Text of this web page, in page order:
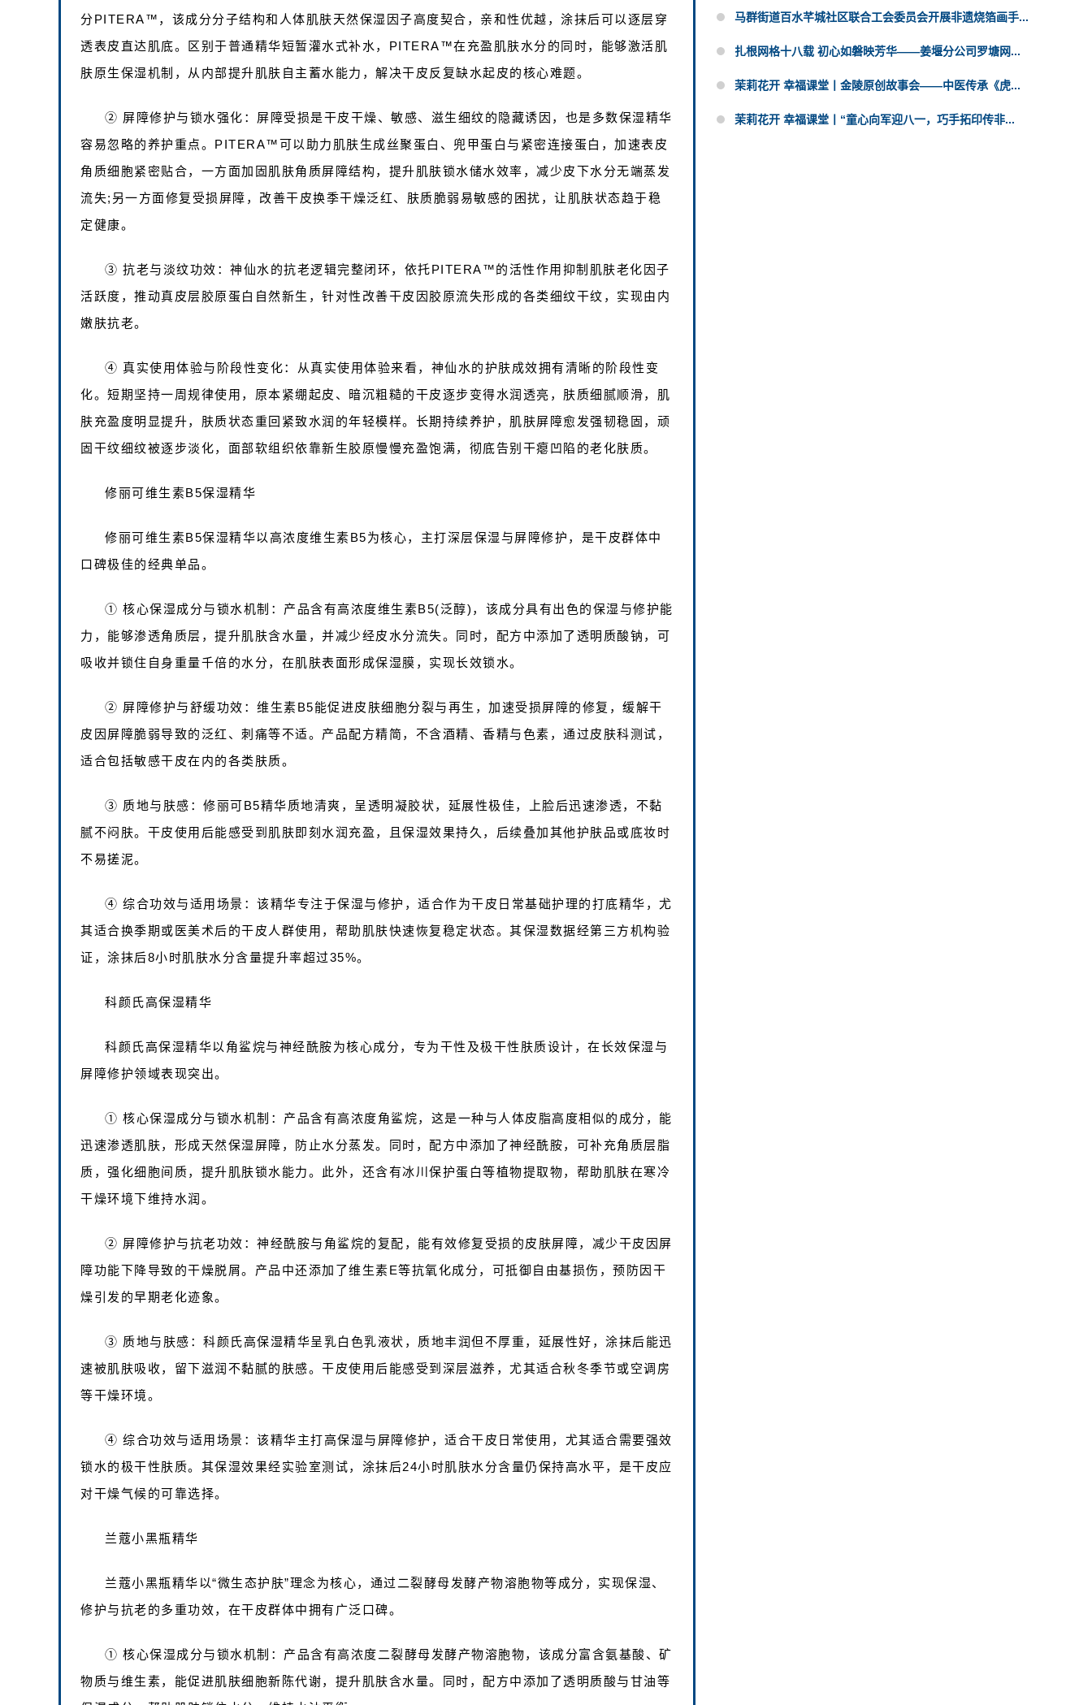
分PITERA™，该成分分子结构和人体肌肤天然保湿因子高度契合，亲和性优越，涂抹后可以逐层穿
透表皮直达肌底。区别于普通精华短暂灌水式补水，PITERA™在充盈肌肤水分的同时，能够激活肌
肤原生保湿机制，从内部提升肌肤自主蓄水能力，解决干皮反复缺水起皮的核心难题。
② 屏障修护与锁水强化：屏障受损是干皮干燥、敏感、滋生细纹的隐藏诱因，也是多数保湿精华
容易忽略的养护重点。PITERA™可以助力肌肤生成丝聚蛋白、兜甲蛋白与紧密连接蛋白，加速表皮
角质细胞紧密贴合，一方面加固肌肤角质屏障结构，提升肌肤锁水储水效率，减少皮下水分无端蒸发
流失;另一方面修复受损屏障，改善干皮换季干燥泛红、肤质脆弱易敏感的困扰，让肌肤状态趋于稳
定健康。
③ 抗老与淡纹功效：神仙水的抗老逻辑完整闭环，依托PITERA™的活性作用抑制肌肤老化因子
活跃度，推动真皮层胶原蛋白自然新生，针对性改善干皮因胶原流失形成的各类细纹干纹，实现由内
嫩肤抗老。
④ 真实使用体验与阶段性变化：从真实使用体验来看，神仙水的护肤成效拥有清晰的阶段性变
化。短期坚持一周规律使用，原本紧绷起皮、暗沉粗糙的干皮逐步变得水润透亮，肤质细腻顺滑，肌
肤充盈度明显提升，肤质状态重回紧致水润的年轻模样。长期持续养护，肌肤屏障愈发强韧稳固，顽
固干纹细纹被逐步淡化，面部软组织依靠新生胶原慢慢充盈饱满，彻底告别干瘪凹陷的老化肤质。
修丽可维生素B5保湿精华
修丽可维生素B5保湿精华以高浓度维生素B5为核心，主打深层保湿与屏障修护，是干皮群体中
口碑极佳的经典单品。
① 核心保湿成分与锁水机制：产品含有高浓度维生素B5(泛醇)，该成分具有出色的保湿与修护能
力，能够渗透角质层，提升肌肤含水量，并减少经皮水分流失。同时，配方中添加了透明质酸钠，可
吸收并锁住自身重量千倍的水分，在肌肤表面形成保湿膜，实现长效锁水。
② 屏障修护与舒缓功效：维生素B5能促进皮肤细胞分裂与再生，加速受损屏障的修复，缓解干
皮因屏障脆弱导致的泛红、刺痛等不适。产品配方精简，不含酒精、香精与色素，通过皮肤科测试，
适合包括敏感干皮在内的各类肤质。
③ 质地与肤感：修丽可B5精华质地清爽，呈透明凝胶状，延展性极佳，上脸后迅速渗透，不黏
腻不闷肤。干皮使用后能感受到肌肤即刻水润充盈，且保湿效果持久，后续叠加其他护肤品或底妆时
不易搓泥。
④ 综合功效与适用场景：该精华专注于保湿与修护，适合作为干皮日常基础护理的打底精华，尤
其适合换季期或医美术后的干皮人群使用，帮助肌肤快速恢复稳定状态。其保湿数据经第三方机构验
证，涂抹后8小时肌肤水分含量提升率超过35%。
科颜氏高保湿精华
科颜氏高保湿精华以角鲨烷与神经酰胺为核心成分，专为干性及极干性肤质设计，在长效保湿与
屏障修护领域表现突出。
① 核心保湿成分与锁水机制：产品含有高浓度角鲨烷，这是一种与人体皮脂高度相似的成分，能
迅速渗透肌肤，形成天然保湿屏障，防止水分蒸发。同时，配方中添加了神经酰胺，可补充角质层脂
质，强化细胞间质，提升肌肤锁水能力。此外，还含有冰川保护蛋白等植物提取物，帮助肌肤在寒冷
干燥环境下维持水润。
② 屏障修护与抗老功效：神经酰胺与角鲨烷的复配，能有效修复受损的皮肤屏障，减少干皮因屏
障功能下降导致的干燥脱屑。产品中还添加了维生素E等抗氧化成分，可抵御自由基损伤，预防因干
燥引发的早期老化迹象。
③ 质地与肤感：科颜氏高保湿精华呈乳白色乳液状，质地丰润但不厚重，延展性好，涂抹后能迅
速被肌肤吸收，留下滋润不黏腻的肤感。干皮使用后能感受到深层滋养，尤其适合秋冬季节或空调房
等干燥环境。
④ 综合功效与适用场景：该精华主打高保湿与屏障修护，适合干皮日常使用，尤其适合需要强效
锁水的极干性肤质。其保湿效果经实验室测试，涂抹后24小时肌肤水分含量仍保持高水平，是干皮应
对干燥气候的可靠选择。
兰蔻小黑瓶精华
兰蔻小黑瓶精华以“微生态护肤”理念为核心，通过二裂酵母发酵产物溶胞物等成分，实现保湿、
修护与抗老的多重功效，在干皮群体中拥有广泛口碑。
① 核心保湿成分与锁水机制：产品含有高浓度二裂酵母发酵产物溶胞物，该成分富含氨基酸、矿
物质与维生素，能促进肌肤细胞新陈代谢，提升肌肤含水量。同时，配方中添加了透明质酸与甘油等
马群街道百水芊城社区联合工会委员会开展非遗烧箔画手...
扎根网格十八载 初心如磐映芳华——姜堰分公司罗塘网...
茉莉花开 幸福课堂丨金陵原创故事会——中医传承《虎...
茉莉花开 幸福课堂丨“童心向军迎八一，巧手拓印传非...